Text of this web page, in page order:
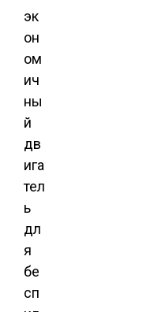
эк
он
ом
ич
ны
й
дв
ига
тел
ь
дл
я
бе
сп